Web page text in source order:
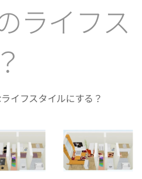
ライフス
イフスタイルにする？